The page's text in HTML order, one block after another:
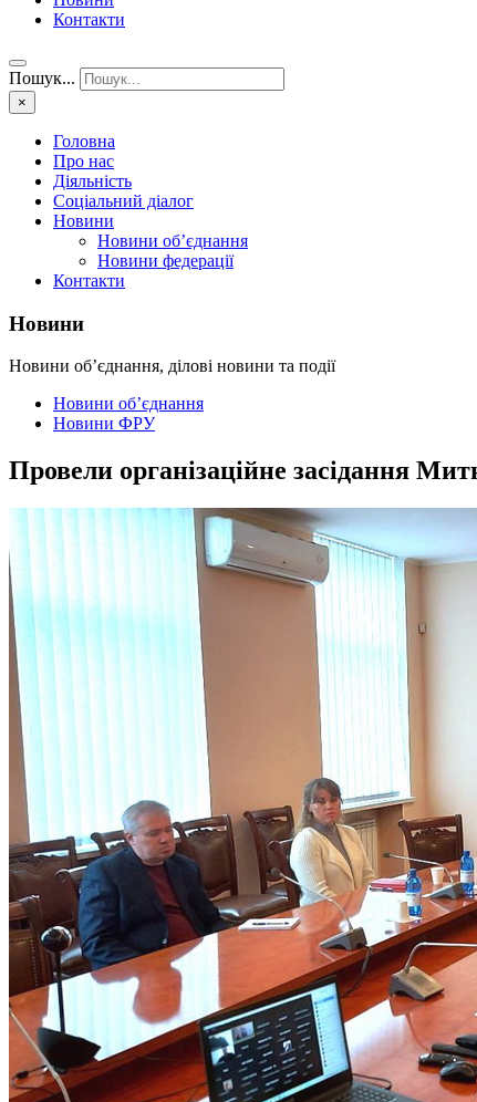
Контакти
Пошук...
×
Головна
Про нас
Діяльність
Соціальний діалог
Новини
Новини об’єднання
Новини федерації
Контакти
Новини
Новини об’єднання, ділові новини та події
Новини об’єднання
Новини ФРУ
Провели організаційне засідання